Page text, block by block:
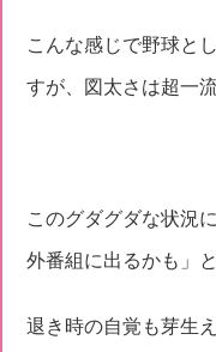
こんな感じで野球と
すが、図太さは超一
このグダグダな状況
外番組に出るかも」
退き時の自覚も芽生